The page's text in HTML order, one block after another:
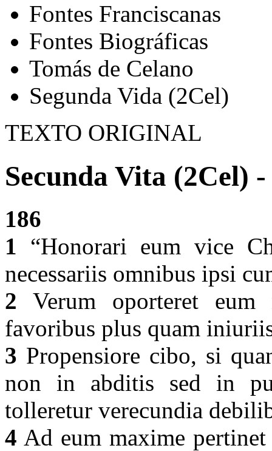
Fontes Franciscanas
Fontes Biográficas
Tomás de Celano
Segunda Vida (2Cel)
TEXTO ORIGINAL
Secunda Vita (2Cel) -
186
1 “Honorari eum vice
necessariis omnibus ipsi
2 Verum oporteret eum
favoribus plus quam
3 Propensiore cibo, si
non in abditis sed in
tolleretur verecundia
4 Ad eum maxime